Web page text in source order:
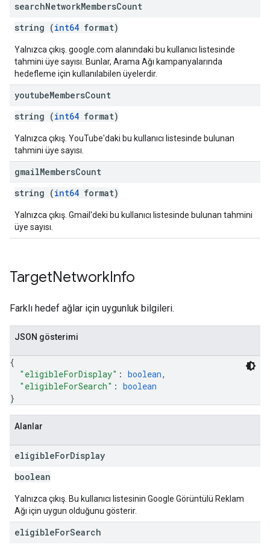
searchNetworkMembersCount
string (int64 format)
Yalnızca çıkış. google.com alanındaki bu kullanıcı listesinde
tahmini üye sayısı. Bunlar, Arama Ağı kampanyalarında
hedefleme için kullanılabilen üyelerdir.
youtubeMembersCount
string (int64 format)
Yalnızca çıkış. YouTube'daki bu kullanıcı listesinde bulunan
tahmini üye sayısı.
gmailMembersCount
string (int64 format)
Yalnızca çıkış. Gmail'deki bu kullanıcı listesinde bulunan tahmini
üye sayısı.
TargetNetworkInfo
Farklı hedef ağlar için uygunluk bilgileri.
JSON gösterimi
{
"eligibleForDisplay" : boolean,
"eligibleForSearch" : boolean
}
Alanlar
eligibleForDisplay
boolean
Yalnızca çıkış. Bu kullanıcı listesinin Google Görüntülü Reklam
Ağı için uygun olduğunu gösterir.
eligibleForSearch